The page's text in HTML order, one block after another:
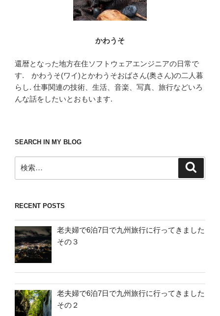
かわうそ
還暦となった地方在住ソフトウェアエンジニアの日常で
す. かわうそ(ワイ)とかわうそおばさん(奥さん)の二人暮
らし. 仕事関連の技術、生活、音楽、写真、旅行などいろ
んな話をしたいとおもいます.
SEARCH IN MY BLOG
索:
RECENT POSTS
老夫婦で6泊7日で九州旅行に行ってきました
その３
老夫婦で6泊7日で九州旅行に行ってきました
その２